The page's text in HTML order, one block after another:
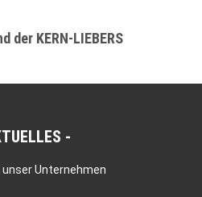
der KERN-LIEBERS
unser Unternehmen